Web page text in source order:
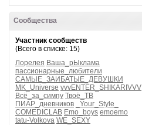
Сообщества
Участник сообществ
(Всего в списке: 15)
Лорелея Ваша_рЫклама
пассионарные_любители
САМЫЕ_ЗАИБАТЫЕ_ДЕВУШКИ
MK_Universe vvvENTER_SHIKARIVVV
Всё_за_симпу Твоё_ТВ
ПИАР_дневников
_Your_Style_
COMEDICLAB Emo_boys emoemo
tatu-Volkova WE_SEXY